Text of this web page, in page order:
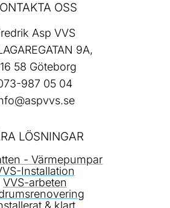
OSS
Asp VVS
9A,
58 Göteborg
987 05 04
LÖSNINGAR
- Värmepumpar
Installation
VVS-arbeten